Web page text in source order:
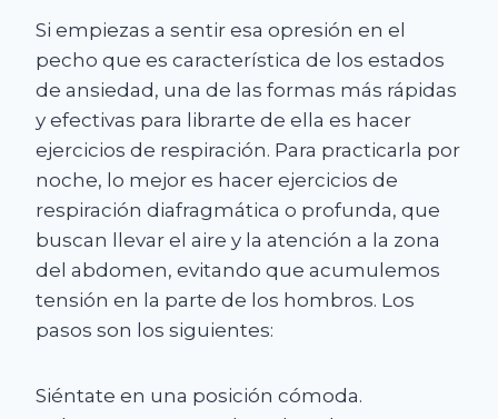
Si empiezas a sentir esa opresión en el
pecho que es característica de los estados
de ansiedad, una de las formas más rápidas
y efectivas para librarte de ella es hacer
ejercicios de respiración. Para practicarla por
noche, lo mejor es hacer ejercicios de
respiración diafragmática o profunda, que
buscan llevar el aire y la atención a la zona
del abdomen, evitando que acumulemos
tensión en la parte de los hombros. Los
pasos son los siguientes:
Siéntate en una posición cómoda.